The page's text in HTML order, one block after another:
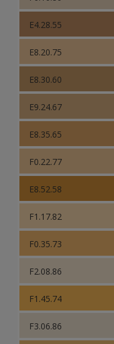
E4.28.55
E8.20.75
E8.30.60
E9.24.67
E8.35.65
F0.22.77
E8.52.58
F1.17.82
F0.35.73
F2.08.86
F1.45.74
F3.06.86